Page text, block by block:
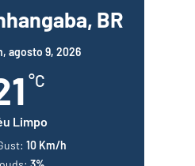
BR
agosto 9, 2026
°C
Limpo
10 Km/h